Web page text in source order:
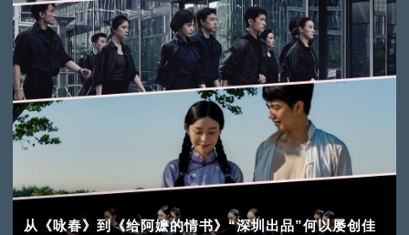
从《咏春》到《给阿嬷的情书》“深圳出品”何以屡创佳